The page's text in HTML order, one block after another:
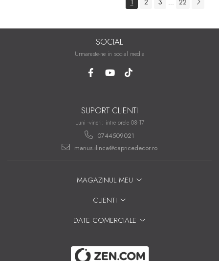
1 2 3 ... 22
SOCIAL
Urmareste-ne in social media
SUPORT CLIENTI
Luni -vineri: intre orele 08-17
0744509021
marius.ilinca@capricedecor.ro
MAGAZINUL MEU
CLIENTI
DATE COMERCIALE